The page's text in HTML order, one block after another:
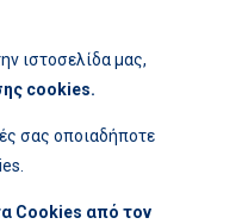
ιστοσελίδα μας,
cookies.
σας οποιαδήποτε
Cookies από τον